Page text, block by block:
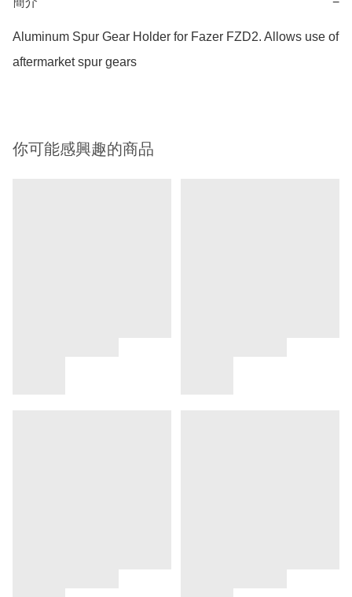
Aluminum Spur Gear Holder for Fazer FZD2. Allows use of
aftermarket spur gears
你可能感興趣的商品